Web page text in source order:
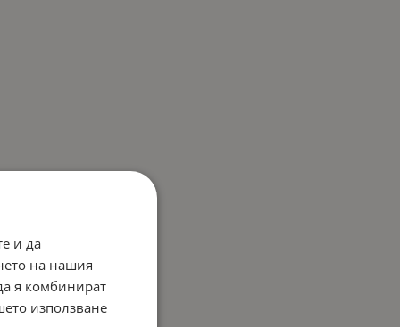
и да
на нашия
я комбинират
използване